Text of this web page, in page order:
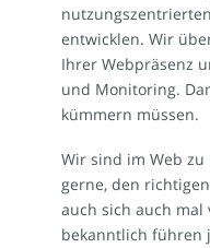
entwicklen. Wir
Ihrer Webpräsenz
und Monitoring.
kümmern müssen.
Wir sind im Web
gerne, den
auch sich auch
bekanntlich führen